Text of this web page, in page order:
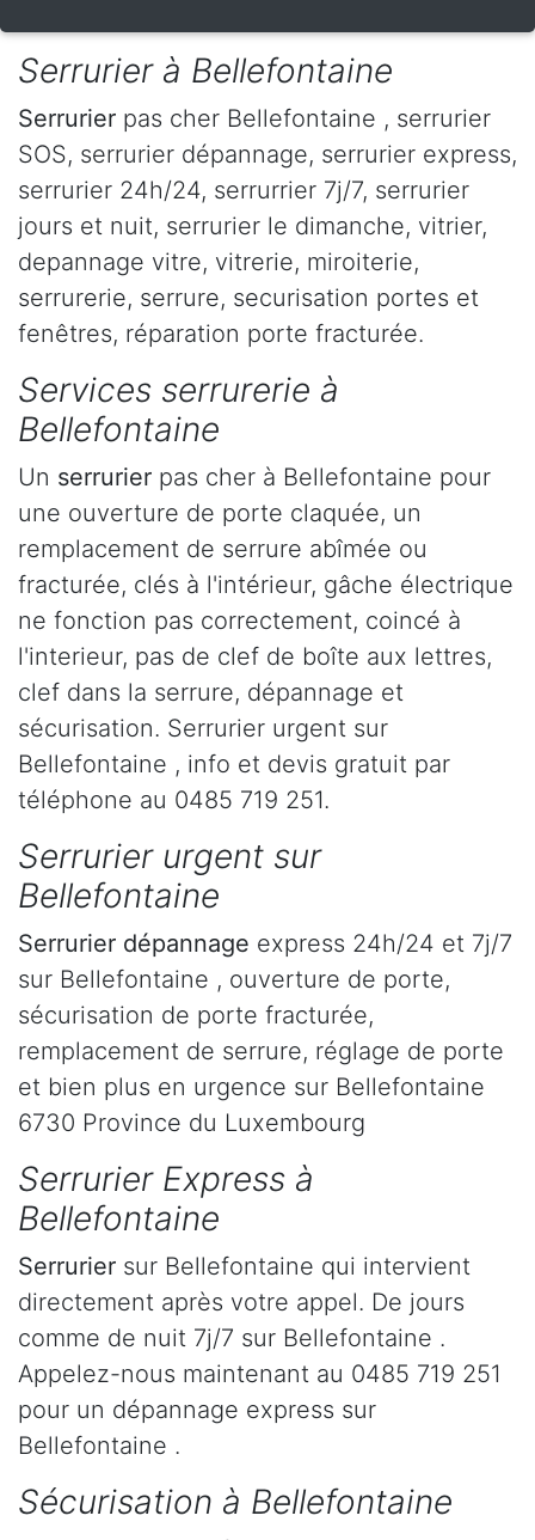
Serrurier à Bellefontaine
Serrurier pas cher Bellefontaine , serrurier
SOS, serrurier dépannage, serrurier express,
serrurier 24h/24, serrurrier 7j/7, serrurier
jours et nuit, serrurier le dimanche, vitrier,
depannage vitre, vitrerie, miroiterie,
serrurerie, serrure, securisation portes et
fenêtres, réparation porte fracturée.
Services serrurerie à
Bellefontaine
Un serrurier pas cher à Bellefontaine pour
une ouverture de porte claquée, un
remplacement de serrure abîmée ou
fracturée, clés à l'intérieur, gâche électrique
ne fonction pas correctement, coincé à
l'interieur, pas de clef de boîte aux lettres,
clef dans la serrure, dépannage et
sécurisation. Serrurier urgent sur
Bellefontaine , info et devis gratuit par
téléphone au 0485 719 251.
Serrurier urgent sur
Bellefontaine
Serrurier dépannage express 24h/24 et 7j/7
sur Bellefontaine , ouverture de porte,
sécurisation de porte fracturée,
remplacement de serrure, réglage de porte
et bien plus en urgence sur Bellefontaine
6730 Province du Luxembourg
Serrurier Express à
Bellefontaine
Serrurier sur Bellefontaine qui intervient
directement après votre appel. De jours
comme de nuit 7j/7 sur Bellefontaine .
Appelez-nous maintenant au 0485 719 251
pour un dépannage express sur
Bellefontaine .
Sécurisation à Bellefontaine